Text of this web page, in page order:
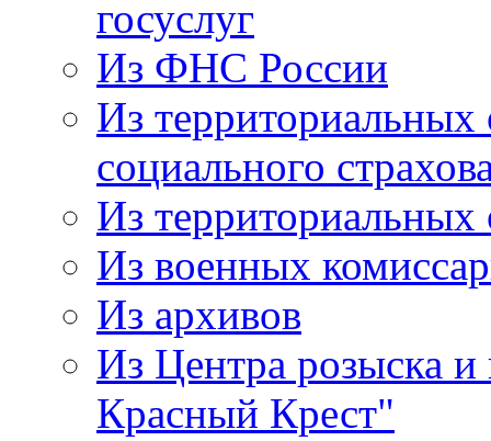
госуслуг
Из ФНС России
Из
социального
Из
Из военных
Из архивов
Из Центра розыска
Красный Крест"